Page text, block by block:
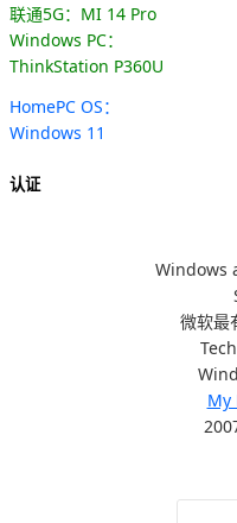
联通5G：MI 14 Pro
Windows PC：
ThinkStation P360U
HomePC OS：
Windows 11
认证
Windows
微软最
My